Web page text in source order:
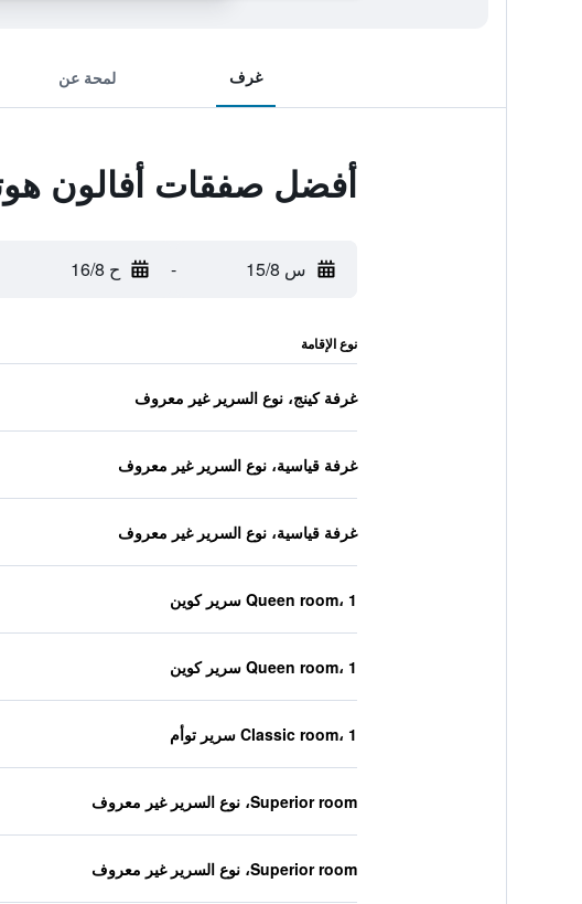
غرف لمحة عن
أفضل صفقات أفالون
س 15/8 - ح 16/8
نوع الإقامة
غرفة كينج، نوع السرير غير معروف
غرفة قياسية، نوع السرير غير معروف
غرفة قياسية، نوع السرير غير معروف
Queen room، 1 سرير كوين
Queen room، 1 سرير كوين
Classic room، 1 سرير توأم
Superior room، نوع السرير غير معروف
Superior room، نوع السرير غير معروف